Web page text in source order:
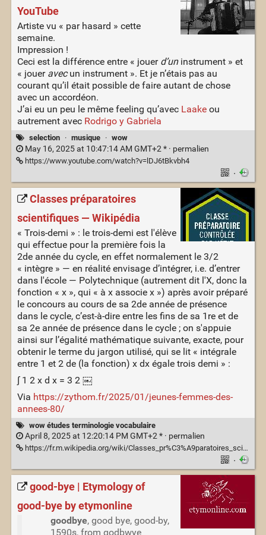
YouTube
Artiste vu « par hasard » cette
semaine.
Impression !
Ceci est la différence entre « jouer d’uninstrument » et
« jouer avecun instrument ». Et je n’étais pas au
courant qu’il était possible de faire autant de chose
avec un accordéon.
J’ai eu un peu le même feeling qu’avec Laakeou
autrement avec Rodrigo y Gabriela
selection · musique · wow
May 16, 2025 at 10:47:14 AM GMT+2 * · permalien
https://www.youtube.com/watch?v=lDJ6tBkvbh4
·
Classes préparatoires
scientifiques — Wikipédia
« Trois-demi » : le trois-demi est l'élève
qui effectue pour la première fois la
2de année du cycle, en effet normalement le 3/2
« intègre » — en réalité envisage d’intégrer, i.e. d’entrer
dans l'école — Polytechnique (autrement dit l'X, donc la
fonction « x », qui « à x associe x ») après avoir préparé
le concours au cours de sa 2de année de présence
dans le cycle, c’est-à-dire entre les fins de sa 1re et de
sa 2e année de présence dans le cycle ; on s'appuie
ainsi sur l’égalité mathématique suivante, exacte, pour
obtenir le terme du jargon utilisé, qui se lit « intégrale
entre 1 et 2 de (la fonction) x dx égale trois demi » :
∫ 1 2 x d x = 3 2 ￼
Via https://zythom.fr/2025/01/jeunes-femmes-des-
annees-80/
wow études terminologie vocabulaire
April 8, 2025 at 12:20:14 PM GMT+2 * · permalien
https://fr.m.wikipedia.org/wiki/Classes_pr%C3%A9paratoires_scientifiques#Seconde_ann%C3%A9e_:_%C2%AB_Maths_sp%C3%A9_%C2%BB
·
good-bye | Etymology of
good-bye by etymonline
goodbye, good bye, good-by,
1590s, from godbwye